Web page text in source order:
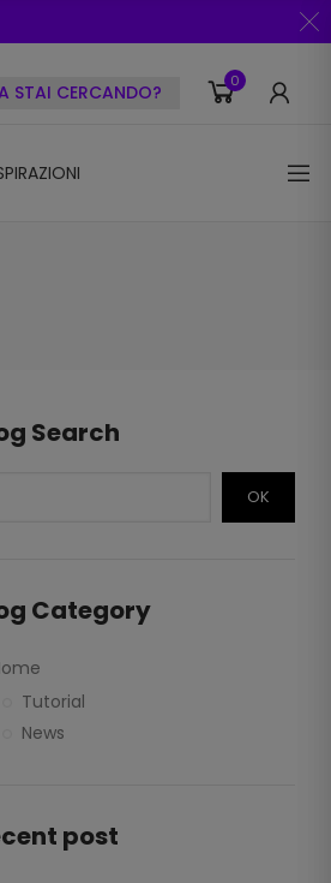
STAI CERCANDO? 0
Search
OK
Category
Tutorial
News
post